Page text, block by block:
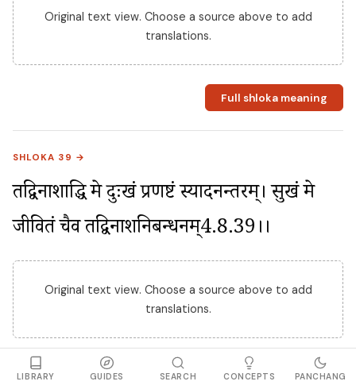
Original text view. Choose a source above to add
translations.
Full shloka meaning
SHLOKA 39 →
तद्विनाशाद्धि मे दुःखं प्रणष्टं स्यादनन्तरम्। सुखं मे
जीवितं चैव तद्विनाशनिबन्धनम्4.8.39।।
Original text view. Choose a source above to add
translations.
Full shloka meaning
LIBRARY GUIDES SEARCH CONCEPTS PANCHANG